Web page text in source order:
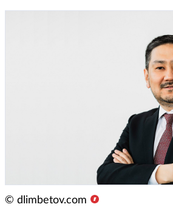
© dlimbetov.com